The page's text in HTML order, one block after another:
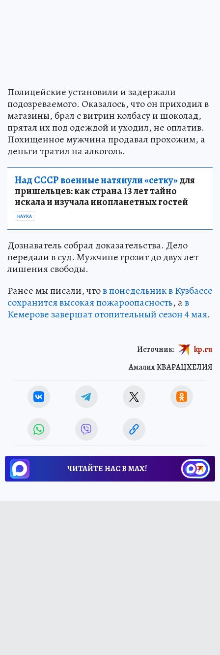
Полицейские установили и задержали
подозреваемого. Оказалось, что он приходил в
магазины, брал с витрин колбасу и шоколад,
прятал их под одеждой и уходил, не оплатив.
Похищенное мужчина продавал прохожим, а
деньги тратил на алкоголь.
Над СССР военные натянули «сетку»для
пришельцев: как страна 13 лет тайно
искала и изучала инопланетных гостей
НАУКА
Дознаватель собрал доказательства. Дело
передали в суд. Мужчине грозит до двух лет
лишения свободы.
Ранее мы писали, чтов понедельник в Кузбассе
сохранится высокая пожароопасность, ав
Кемерове завершат отопительный сезон 4 мая.
Амалия КВАРАЦХЕЛИЯ
Источник: kp.ru
ЧИТАЙТЕ НАС В МАХ!